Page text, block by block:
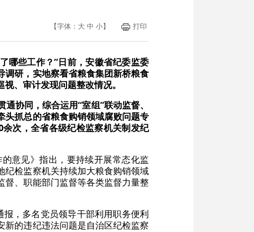
【字体： 大 中 小】 打印
哪些工作？”日前，安徽省纪委监委
调研，实地察看省粮食集团新桥粮食
、审计发现问题整改情况。
协同，综合运用“室组”联动监督、
头抓总的省粮食购销领域腐败问题专
次，全省各级纪检监察机关制发纪
意见》指出，要持续开展常态化监
纪检监察机关持续加大粮食购销领域
督、职能部门监督等各类监督力量整
，多名党员领导干部利用职务便利
的违纪违法问题是自治区纪检监察